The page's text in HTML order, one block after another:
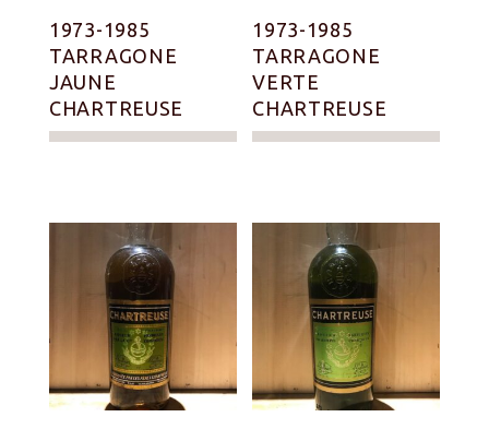
1973-1985
TARRAGONE
JAUNE
CHARTREUSE
1973-1985
TARRAGONE
VERTE
CHARTREUSE